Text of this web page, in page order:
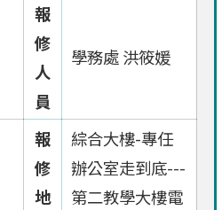
報
修
人
員
學務處 洪筱媛
報
修
地
綜合大樓-專任
辦公室走到底---
第二教學大樓電